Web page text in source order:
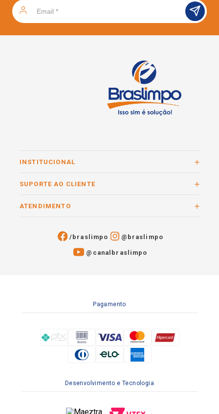
INSTITUCIONAL
SUPORTE AO CLIENTE
ATENDIMENTO
/braslimpo @braslimpo
@canalbraslimpo​
Pagamento
Desenvolvimento e Tecnologia